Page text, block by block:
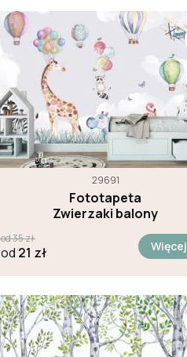
29691
Fototapeta
Zwierzaki balony
od35zł
od 21 zł Więcej